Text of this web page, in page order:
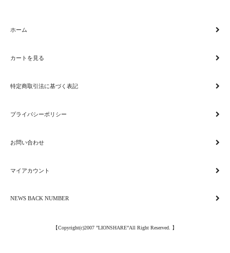
ホーム
カートを見る
特定商取引法に基づく表記
プライバシーポリシー
お問い合わせ
マイアカウント
NEWS BACK NUMBER
【Copyright(c)2007 ”LIONSHARE”All Right Reserved. 】